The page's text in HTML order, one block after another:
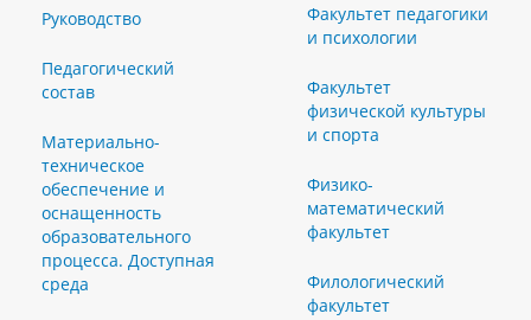
Руководство
Педагогический
состав
Материально-
техническое
обеспечение и
оснащенность
образовательного
процесса. Доступная
среда
Факультет педагогики
и психологии
Факультет
физической культуры
и спорта
Физико-
математический
факультет
Филологический
факультет